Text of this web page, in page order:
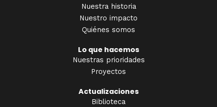
Nuestra historia
Nuestro impacto
Quiénes somos
Lo que hacemos
Nuestras prioridades
Proyectos
Actualizaciones
Biblioteca